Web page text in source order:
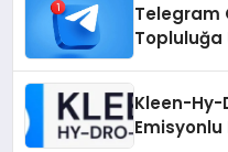
Telegram
Topluluğa
Kleen-Hy-
Emisyonlu